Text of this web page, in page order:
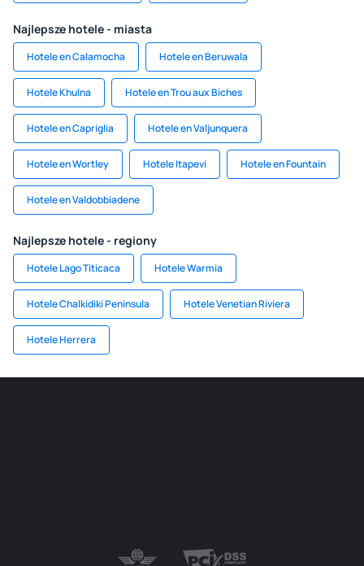
Najlepsze hotele - miasta
Hotele en Calamocha Hotele en Beruwala
Hotele Khulna Hotele en Trou aux Biches
Hotele en Capriglia Hotele en Valjunquera
Hotele en Wortley Hotele Itapevi Hotele en Fountain
Hotele en Valdobbiadene
Najlepsze hotele - regiony
Hotele Lago Titicaca Hotele Warmia
Hotele Chalkidiki Peninsula Hotele Venetian Riviera
Hotele Herrera